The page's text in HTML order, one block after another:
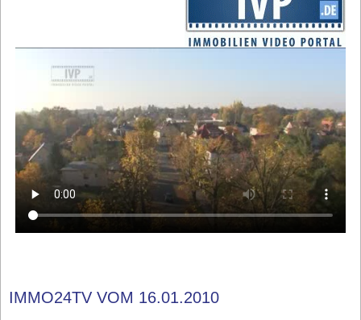
IMMO24TV VOM 16.01.2010